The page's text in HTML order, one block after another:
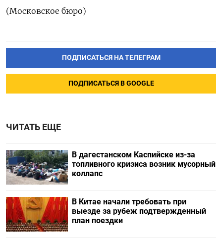
(Московское бюро)
ПОДПИСАТЬСЯ НА ТЕЛЕГРАМ
ПОДПИСАТЬСЯ В GOOGLE
ЧИТАТЬ ЕЩЕ
В дагестанском Каспийске из-за
топливного кризиса возник мусорный
коллапс
В Китае начали требовать при
выезде за рубеж подтвержденный
план поездки